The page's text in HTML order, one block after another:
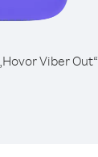
Viber Out“